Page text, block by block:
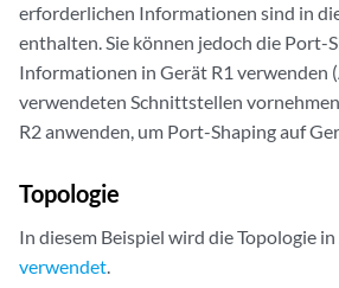
erforderlichen Informationen sind in
enthalten. Sie können jedoch die Port-
Informationen in Gerät R1 verwenden
verwendeten Schnittstellen
R2 anwenden, um Port-Shaping auf
Topologie
In diesem Beispiel wird die Topologie in
verwendet.